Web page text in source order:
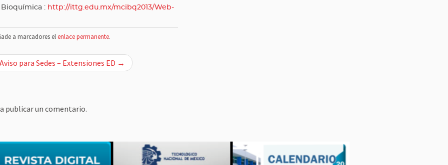
: http://ittg.edu.mx/mcibq2013/Web-
a marcadores elenlace permanente.
Aviso para Sedes – Extensiones ED →
publicar un comentario.